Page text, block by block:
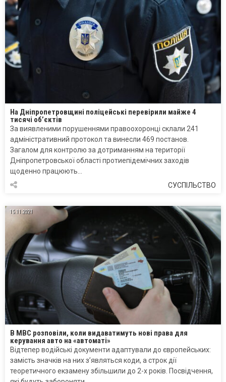
На Дніпропетровщині поліцейські перевірили майже 4
тисячі об’єктів
За виявленими порушеннями правоохоронці склали 241
адміністративний протокол та винесли 469 постанов.
Загалом для контролю за дотриманням на території
Дніпропетровської області протиепідемічних заходів
щоденно працюють…
СУСПІЛЬСТВО
15.11.2021
В МВС розповіли, коли видаватимуть нові права для
керування авто на «автоматі»
Відтепер водійські документи адаптували до європейських:
замість значків на них з’являться коди, а строк дії
теоретичного екзамену збільшили до 2-х років. Посвідчення,